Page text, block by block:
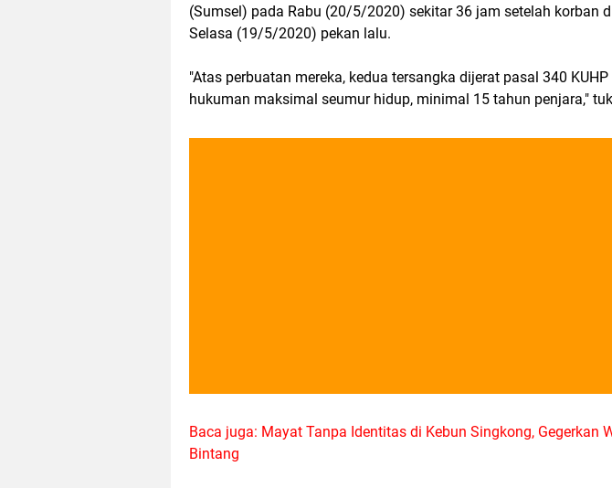
(Sumsel) pada Rabu (20/5/2020) sekitar 36 jam setelah korban
Selasa (19/5/2020) pekan lalu.
"Atas perbuatan mereka, kedua tersangka dijerat pasal 340
hukuman maksimal seumur hidup, minimal 15 tahun penjara,"
Baca juga: Mayat Tanpa Identitas di Kebun Singkong, Gegerkan
Bintang